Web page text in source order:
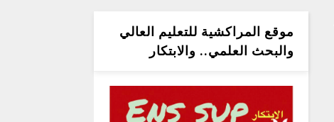
موقع المراكشية للتعليم العالي
والبحث العلمي.. والابتكار